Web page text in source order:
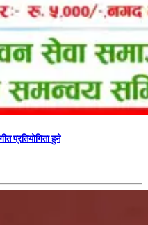
प्रतियोगिता हुने